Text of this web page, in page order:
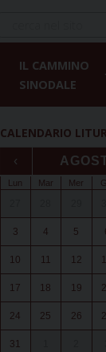
IL CAMMINO
SINODALE
CALENDARIO
‹
Lun Mar Mer
3 4 5
10 11 12
17 18 19
24 25 26
31